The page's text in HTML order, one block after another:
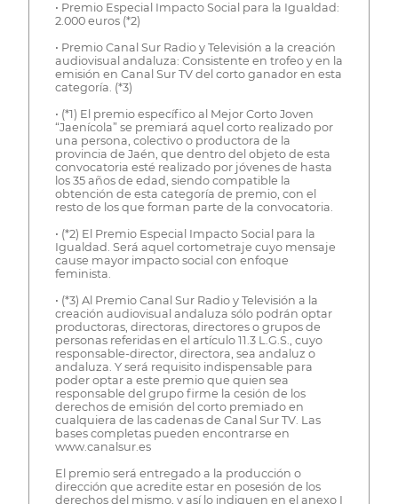
• Premio Especial Impacto Social para la Igualdad:
2.000 euros (*2)
• Premio Canal Sur Radio y Televisión a la creación
audiovisual andaluza: Consistente en trofeo y en la
emisión en Canal Sur TV del corto ganador en esta
categoría. (*3)
• (*1) El premio específico al Mejor Corto Joven
“Jaenícola” se premiará aquel corto realizado por
una persona, colectivo o productora de la
provincia de Jaén, que dentro del objeto de esta
convocatoria esté realizado por jóvenes de hasta
los 35 años de edad, siendo compatible la
obtención de esta categoría de premio, con el
resto de los que forman parte de la convocatoria.
• (*2) El Premio Especial Impacto Social para la
Igualdad. Será aquel cortometraje cuyo mensaje
cause mayor impacto social con enfoque
feminista.
• (*3) Al Premio Canal Sur Radio y Televisión a la
creación audiovisual andaluza sólo podrán optar
productoras, directoras, directores o grupos de
personas referidas en el artículo 11.3 L.G.S., cuyo
responsable-director, directora, sea andaluz o
andaluza. Y será requisito indispensable para
poder optar a este premio que quien sea
responsable del grupo firme la cesión de los
derechos de emisión del corto premiado en
cualquiera de las cadenas de Canal Sur TV. Las
bases completas pueden encontrarse en
www.canalsur.es
El premio será entregado a la producción o
dirección que acredite estar en posesión de los
derechos del mismo, y así lo indiquen en el anexo I